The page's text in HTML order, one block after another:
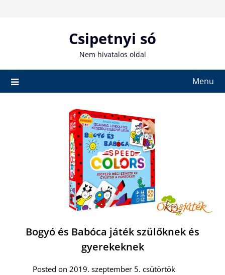
Csipetnyi só
Nem hivatalos oldal
Menu
Bogyó és Babóca játék szülőknek és
gyerekeknek
Posted on 2019. szeptember 5. csütörtök